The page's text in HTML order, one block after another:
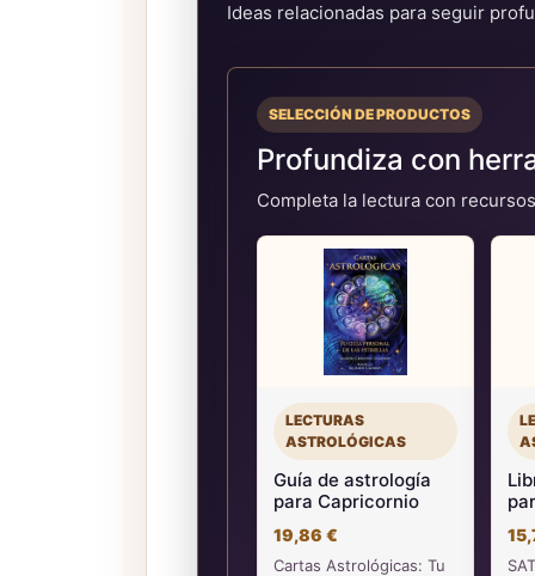
Ideas relacionadas para seguir
SELECCIÓN DE PRODUCTOS
Profundiza con
Completa la lectura con
LECTURAS
ASTROLÓGICAS
Guía de astrología
para Capricornio
19,86 €
Cartas Astrológicas: Tu